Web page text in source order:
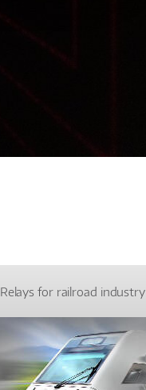
Relays for railroad industry